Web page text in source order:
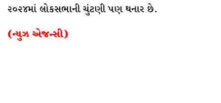
૨૦૨૪માં લોકસભાની ચુંટણી પણ થનાર છે.
(ન્યુઝ એજન્સી)